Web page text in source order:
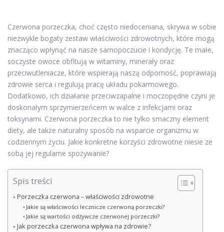
Czerwona porzeczka, choć często niedoceniana, skrywa w sobie
niezwykle bogaty zestaw właściwości zdrowotnych, które mogą
znacząco wpłynąć na nasze samopoczucie i kondycję. Te małe,
soczyste owoce obfitują w witaminy, minerały oraz
przeciwutleniacze, które wspierają naszą odporność, poprawiają
zdrowie serca i regulują pracę układu pokarmowego.
Dodatkowo, ich działanie przeciwzapalne i moczopędne czyni je
doskonałym sprzymierzeńcem w walce z infekcjami oraz
toksynami. Czerwona porzeczka to nie tylko smaczny element
diety, ale także naturalny sposób na wsparcie organizmu w
codziennym życiu. Jakie konkretne korzyści zdrowotne niesie ze
sobą jej regularne spożywanie?
Spis treści
Porzeczka czerwona – właściwości zdrowotne
Jakie są właściwości lecznicze czerwoną porzeczki?
Jakie są wartości odżywcze czerwonej porzeczki?
Jak porzeczka czerwona wpływa na zdrowie?